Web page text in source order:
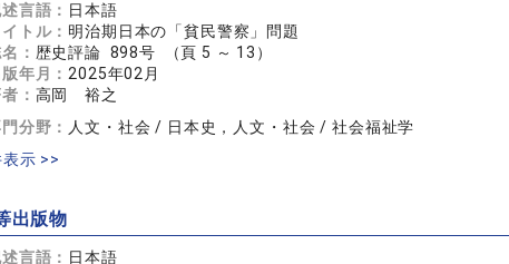
言語： 日本語
トル： 明治期日本の「貧民警察」問題
： 歴史評論 898号 （頁 5 ～ 13）
年月： 2025年02月
： 高岡 裕之
分野： 人文・社会 / 日本史，人文・社会 / 社会福祉学
示 >>
出版物
言語： 日本語